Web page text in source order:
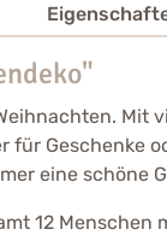
Geschenke
eine schöne
12